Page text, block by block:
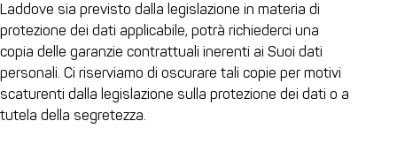
Laddove sia previsto dalla legislazione in materia di
protezione dei dati applicabile, potrà richiederci una
copia delle garanzie contrattuali inerenti ai Suoi dati
personali. Ci riserviamo di oscurare tali copie per motivi
scaturenti dalla legislazione sulla protezione dei dati o a
tutela della segretezza.